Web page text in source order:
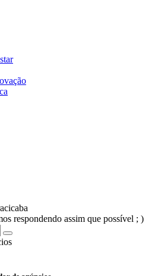
respondendo assim que possível ; )